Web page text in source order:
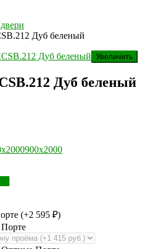
Дуб беленый
Увеличить
Дуб беленый
900х2000
(+2 595 ₽)